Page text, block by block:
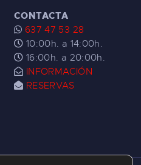
CONTACTA
637 47 53 28
10:00h. a 14:00h.
16:00h. a 20:00h.
INFORMACIÓN
RESERVAS